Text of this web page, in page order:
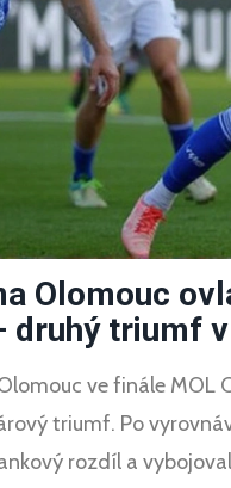
Olomouc
druhý triumf
ve finále MOL
triumf. Po
rozdíl a